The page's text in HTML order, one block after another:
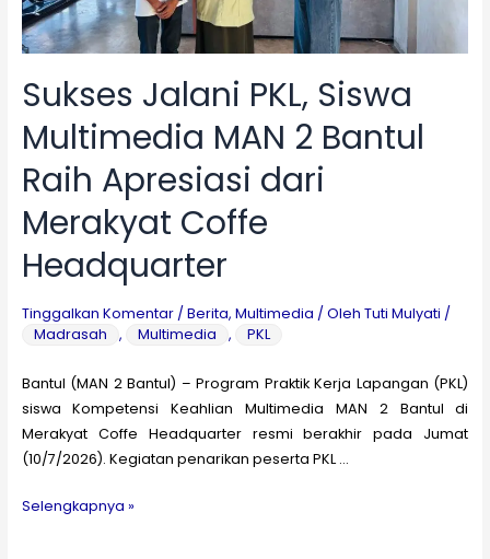
Sukses Jalani PKL, Siswa
Multimedia MAN 2 Bantul
Raih Apresiasi dari
Merakyat Coffe
Headquarter
Tinggalkan Komentar / Berita, Multimedia / Oleh Tuti Mulyati /
Madrasah
, Multimedia , PKL
Bantul (MAN 2 Bantul) – Program Praktik Kerja Lapangan (PKL)
siswa Kompetensi Keahlian Multimedia MAN 2 Bantul di
Merakyat Coffe Headquarter resmi berakhir pada Jumat
(10/7/2026). Kegiatan penarikan peserta PKL …
Sukses
Selengkapnya »